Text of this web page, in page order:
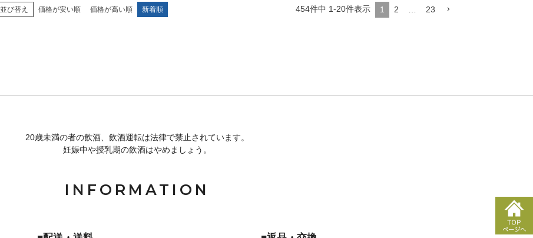
並び替え 価格が安い順 価格が高い順 新着順 454件中 1-20件表示 1 2 23
20歳未満の者の飲酒、飲酒運転は法律で禁止されています。
妊娠中や授乳期の飲酒はやめましょう。
INFORMATION